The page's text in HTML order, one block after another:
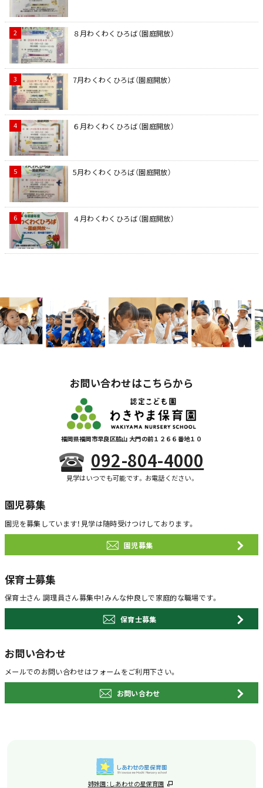
８月わくわくひろば（園庭開放）
7月わくわくひろば（園庭開放）
６月わくわくひろば（園庭開放）
5月わくわくひろば（園庭開放）
４月わくわくひろば（園庭開放）
お問い合わせはこちらから
福岡県福岡市早良区脇山 大門の前１２６６番地１０
092-804-4000
見学はいつでも可能です。お電話ください。
園児募集
園児を募集しています！ 見学は随時受けつけしております。
園児募集
保育士募集
保育士さん 調理員さん募集中！みんな仲良しで家庭的な職場です。
保育士募集
お問い合わせ
メールでのお問い合わせはフォームをご利用下さい。
お問い合わせ
姉妹園：しあわせの星保育園